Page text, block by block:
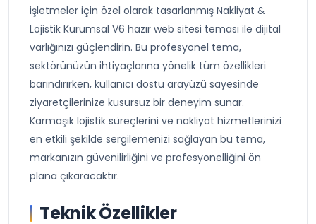
işletmeler için özel olarak tasarlanmış Nakliyat &
Lojistik Kurumsal V6 hazır web sitesi teması ile dijital
varlığınızı güçlendirin. Bu profesyonel tema,
sektörünüzün ihtiyaçlarına yönelik tüm özellikleri
barındırırken, kullanıcı dostu arayüzü sayesinde
ziyaretçilerinize kusursuz bir deneyim sunar.
Karmaşık lojistik süreçlerini ve nakliyat hizmetlerinizi
en etkili şekilde sergilemenizi sağlayan bu tema,
markanızın güvenilirliğini ve profesyonelliğini ön
plana çıkaracaktır.
Teknik Özellikler